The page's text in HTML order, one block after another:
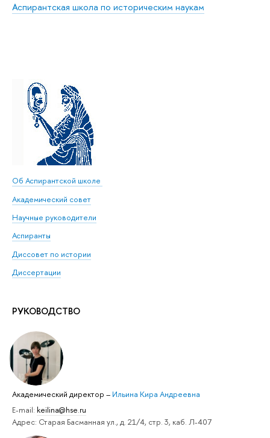
Об Аспирантской школе
Академический совет
Научные руководители
Аспиранты
Диссовет по истории
Диссертации
РУКОВОДСТВО
Академический директор – Ильина Кира Андреевна
Е-mail: keilina@hse.ru
Адрес: Старая Басманная ул., д. 21/4, стр. 3, каб. Л-407
Аспирантская школа по историческим наукам